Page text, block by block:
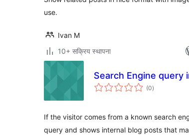
use.
Ivan M
10+ सक्रिय स्थापना
Search Engine query
(0कुल
रेटिङ्गहरू
)
If the visitor comes from a known search
query and shows internal blog posts that